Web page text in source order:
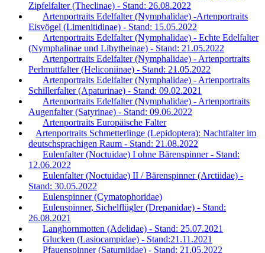
Zipfelfalter (Theclinae) - Stand: 26.08.2022
Artenportraits Edelfalter (Nymphalidae) -Artenportraits
Eisvögel (Limenitidinae) - Stand: 15.05.2022
Artenportraits Edelfalter (Nymphalidae) - Echte Edelfalter
(Nymphalinae und Libytheinae) - Stand: 21.05.2022
Artenportraits Edelfalter (Nymphalidae) - Artenportraits
Perlmuttfalter (Heliconiinae) - Stand: 21.05.2022
Artenportraits Edelfalter (Nymphalidae) - Artenportraits
Schillerfalter (Apaturinae) - Stand: 09.02.2021
Artenportraits Edelfalter (Nymphalidae) - Artenportraits
Augenfalter (Satyrinae) - Stand: 09.06.2022
Artenportraits Europäische Falter
Artenportraits Schmetterlinge (Lepidoptera): Nachtfalter im
deutschsprachigen Raum - Stand: 21.08.2022
Eulenfalter (Noctuidae) I ohne Bärenspinner - Stand:
12.06.2022
Eulenfalter (Noctuidae) II / Bärenspinner (Arctiidae) -
Stand: 30.05.2022
Eulenspinner (Cymatophoridae)
Eulenspinner, Sichelflügler (Drepanidae) - Stand:
26.08.2021
Langhornmotten (Adelidae) - Stand: 25.07.2021
Glucken (Lasiocampidae) - Stand:21.11.2021
Pfauenspinner (Saturniidae) - Stand: 21.05.2022